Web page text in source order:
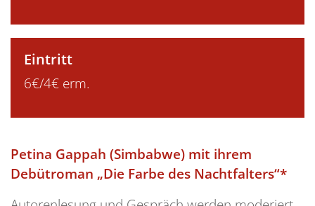
Eintritt
6€/4€ erm.
Petina Gappah (Simbabwe) mit ihrem
Debütroman „Die Farbe des Nachtfalters“*